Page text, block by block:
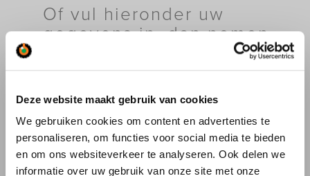
Deze website maakt gebruik van cookies
We gebruiken cookies om content en advertenties te
personaliseren, om functies voor social media te bieden
en om ons websiteverkeer te analyseren. Ook delen we
informatie over uw gebruik van onze site met onze
Of vul hieronder uw
gegevens in, dan nemen
wij contact met u op.
Ik wil informatie over:
Kraanverhuur
Industriële verhuizingen
Specifieke Verhuizingen